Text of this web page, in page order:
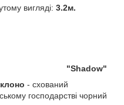
вигляді: 3.2м.
- схований
господарстві чорний